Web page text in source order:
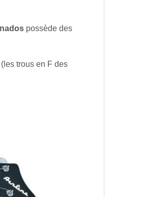
possède des
trous en F des